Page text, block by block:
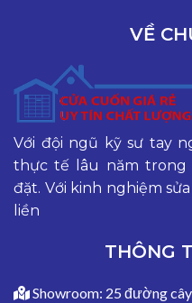
VỀ
Với đội ngũ kỹ sư tay
thực tế lâu năm
đặt. Với kinh nghiệm
liền
THÔNG
Showroom: 25 đường